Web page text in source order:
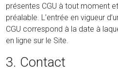
présentes CGU à tout moment
préalable. L’entrée en vigueur
CGU correspond à la date à
en ligne sur le Site.
3. Contact